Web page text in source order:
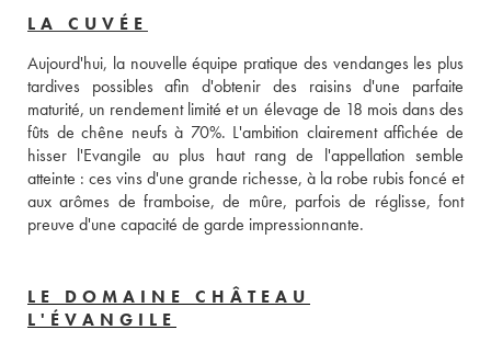
LA CUVÉE
Aujourd'hui, la nouvelle équipe pratique des vendanges les plus
tardives possibles afin d'obtenir des raisins d'une parfaite
maturité, un rendement limité et un élevage de 18 mois dans des
fûts de chêne neufs à 70%. L'ambition clairement affichée de
hisser l'Evangile au plus haut rang de l'appellation semble
atteinte : ces vins d'une grande richesse, à la robe rubis foncé et
aux arômes de framboise, de mûre, parfois de réglisse, font
preuve d'une capacité de garde impressionnante.
LE DOMAINE CHÂTEAU
L'ÉVANGILE